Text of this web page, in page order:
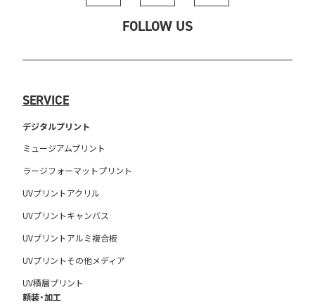
FOLLOW US
SERVICE
デジタルプリント
ミュージアムプリント
ラージフォーマットプリント
UVプリントアクリル
UVプリントキャンバス
UVプリントアルミ複合板
UVプリントその他メディア
UV積層プリント
額装・加工